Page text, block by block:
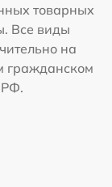
товарных
Все виды
на
гражданском
РФ.